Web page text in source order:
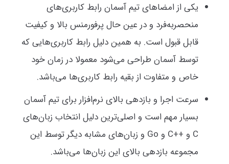
یکی از امضاهای تیم آسمان رابط کاربری‌های
منحصربه‌فرد و در عین حال پرفورمنس بالا و کیفیت
قابل قبول است. به همین دلیل رابط کاربری‌هایی که
توسط آسمان طراحی می‌شود معمولا در زمان خود
خاص و متفاوت از بقیه رابط کاربری‌ها می‌باشد.
سرعت اجرا و بازدهی بالای نرم‌افزار برای تیم آسمان
بسیار مهم است و اصلی‌ترین دلیل انتخاب زبان‌های
C و ++C و Go و زبان‌های مشابه دیگر توسط این
مجموعه بازدهی بالای این زبان‌ها می‌باشد.